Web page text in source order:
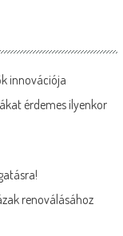
innovációja
érdemes ilyenkor
renoválásához